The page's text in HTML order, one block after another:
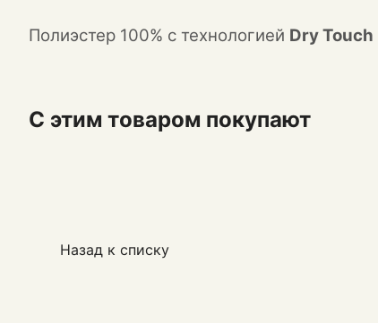
Полиэстер 100% с технологией Dry Touch
С этим товаром покупают
Назад к списку